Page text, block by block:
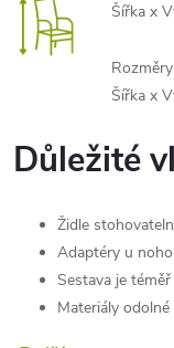
Šířka x
Šířka x
Důležité
Židle
Adaptéry u
Sestava je
Materiály